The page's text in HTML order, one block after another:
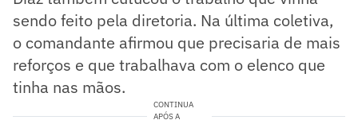
sendo feito pela diretoria. Na última coletiva,
o comandante afirmou que precisaria de mais
reforços e que trabalhava com o elenco que
tinha nas mãos.
CONTINUA
APÓS A